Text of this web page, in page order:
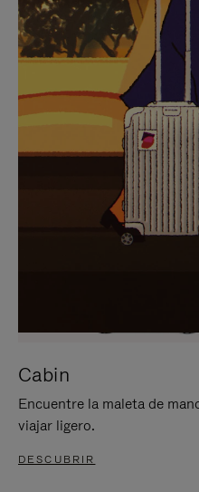
PARA
PAUSARLO.
PULSE
PARA
Cabin
Encuentre la maleta de
viajar ligero.
DESCUBRIR